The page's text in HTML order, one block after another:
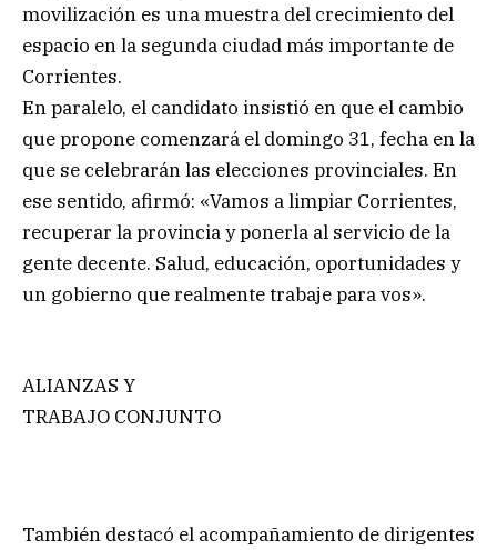
movilización es una muestra del crecimiento del
espacio en la segunda ciudad más importante de
Corrientes.
En paralelo, el candidato insistió en que el cambio
que propone comenzará el domingo 31, fecha en la
que se celebrarán las elecciones provinciales. En
ese sentido, afirmó: «Vamos a limpiar Corrientes,
recuperar la provincia y ponerla al servicio de la
gente decente. Salud, educación, oportunidades y
un gobierno que realmente trabaje para vos».
ALIANZAS Y
TRABAJO CONJUNTO
También destacó el acompañamiento de dirigentes